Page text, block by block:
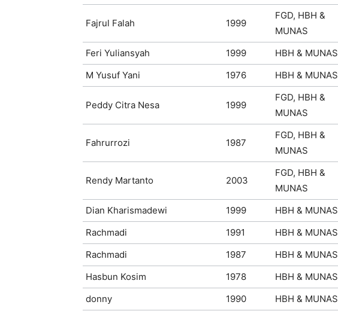
Fajrul Falah 1999
FGD, HBH &
MUNAS
Feri Yuliansyah
1999 HBH & MUNAS
M Yusuf Yani
1976 HBH & MUNAS
Peddy Citra Nesa 1999
FGD, HBH &
MUNAS
Fahrurrozi 1987
FGD, HBH &
MUNAS
Rendy Martanto 2003
FGD, HBH &
MUNAS
Dian Kharismadewi 1999 HBH & MUNAS
Rachmadi
1991 HBH & MUNAS
Rachmadi
1987 HBH & MUNAS
Hasbun Kosim
1978
HBH & MUNAS
donny
1990
HBH & MUNAS